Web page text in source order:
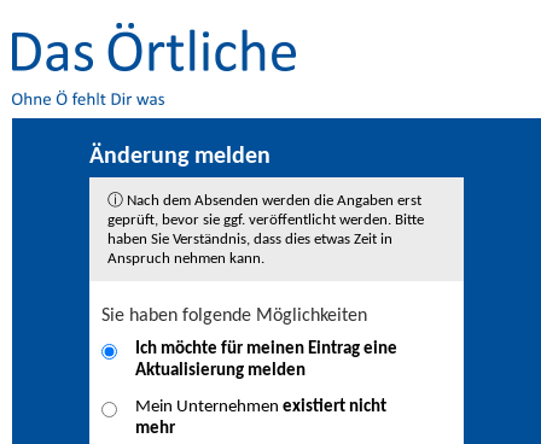
Änderung melden
ⓘ Nach dem Absenden werden die Angaben erst
geprüft, bevor sie ggf. veröffentlicht werden. Bitte
haben Sie Verständnis, dass dies etwas Zeit in
Anspruch nehmen kann.
Sie haben folgende Möglichkeiten
Ich möchte für meinen Eintrag eine
Aktualisierung melden
Mein Unternehmen existiert nicht
mehr